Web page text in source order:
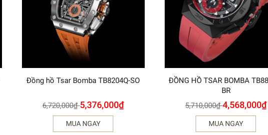
Đồng hồ Tsar Bomba TB8204Q-SO
6,720,000₫ 5,376,000₫
MUA NGAY
ĐỒNG HỒ TSAR BOMBA
BR
5,710,000₫ 4,568,000₫
MUA NGAY